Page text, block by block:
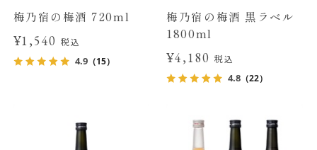
梅乃宿の梅酒 720ml
¥1,540税込
4.9（15）
梅乃宿の梅酒 黒ラベル
1800ml
¥4,180 税込
4.8 （22）